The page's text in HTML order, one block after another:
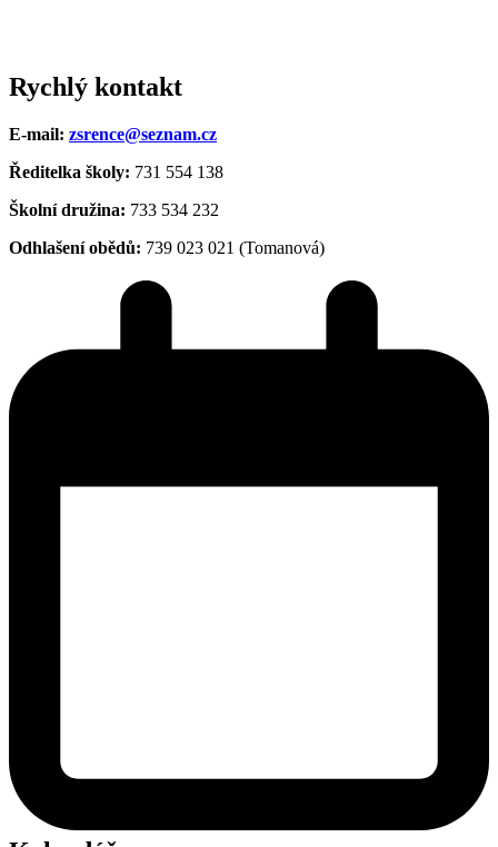
Rychlý kontakt
E-mail: zsrence@seznam.cz
Ředitelka školy: 731 554 138
Školní družina: 733 534 232
Odhlašení obědů: 739 023 021 (Tomanová)